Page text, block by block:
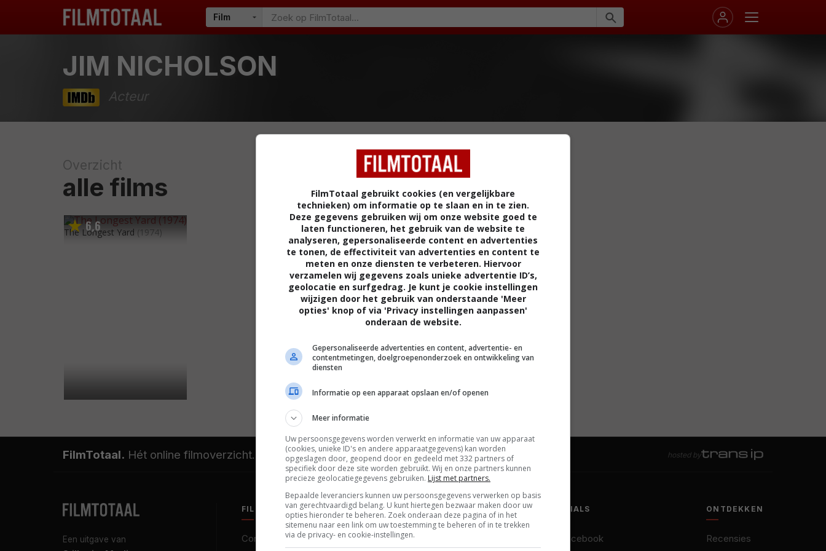
JIM NICHOLSON
Acteur
Overzicht
alle films
6,6
The Longest Yard (1974)
FilmTotaal. Hét online filmoverzicht. hosted by
Een uitgave van
FILMTOTAAL
Contact
BELEID
Privacy
SOCIALS
Facebook
ONTDEKKEN
Recensies
FilmTotaal gebruikt cookies (en vergelijkbare
technieken) om informatie op te slaan en in te zien.
Deze gegevens gebruiken wij om onze website goed te
laten functioneren, het gebruik van de website te
analyseren, gepersonaliseerde content en advertenties
te tonen, de effectiviteit van advertenties en content te
meten en onze diensten te verbeteren. Hiervoor
verzamelen wij gegevens zoals unieke advertentie ID’s,
geolocatie en surfgedrag. Je kunt je cookie instellingen
wijzigen door het gebruik van onderstaande 'Meer
opties' knop of via 'Privacy instellingen aanpassen'
onderaan de website.
Gepersonaliseerde advertenties en content, advertentie- en
contentmetingen, doelgroepenonderzoek en ontwikkeling van
diensten
Informatie op een apparaat opslaan en/of openen
Meer informatie
Uw persoonsgegevens worden verwerkt en informatie van uw apparaat
(cookies, unieke ID's en andere apparaatgegevens) kan worden
opgeslagen door, geopend door en gedeeld met 332 partners of
specifiek door deze site worden gebruikt. Wij en onze partners kunnen
precieze geolocatiegegevens gebruiken. Lijst met partners.
Bepaalde leveranciers kunnen uw persoonsgegevens verwerken op basis
van gerechtvaardigd belang. U kunt hiertegen bezwaar maken door uw
opties hieronder te beheren. Zoek onderaan deze pagina of in het
sitemenu naar een link om uw toestemming te beheren of in te trekken
via de privacy- en cookie-instellingen.